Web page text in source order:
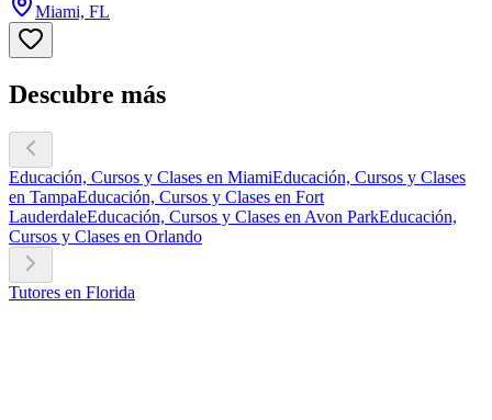
Miami, FL
Descubre más
Educación, Cursos y Clases en MiamiEducación, Cursos y Clases
en TampaEducación, Cursos y Clases en Fort
LauderdaleEducación, Cursos y Clases en Avon ParkEducación,
Cursos y Clases en Orlando
Tutores en Florida